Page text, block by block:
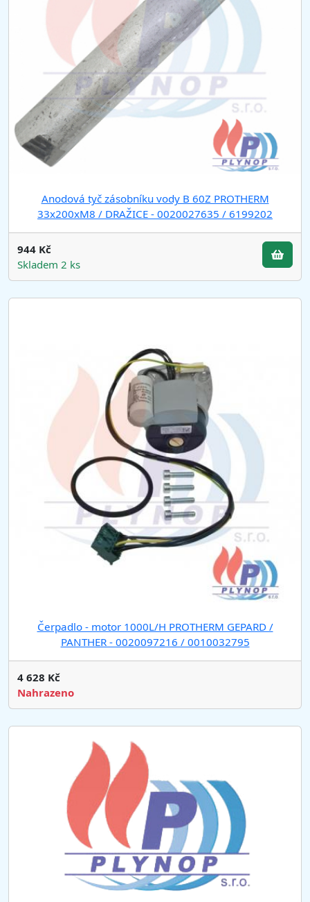
Anodová tyč zásobníku vody B 60Z PROTHERM
33x200xM8 / DRAŽICE - 0020027635 / 6199202
944 Kč
Skladem 2 ks
Čerpadlo - motor 1000L/H PROTHERM GEPARD /
PANTHER - 0020097216 / 0010032795
4 628 Kč
Nahrazeno